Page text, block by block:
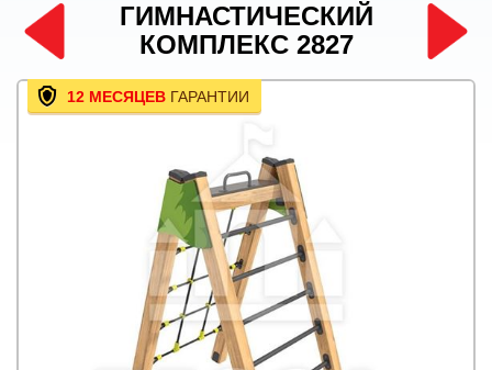
ГИМНАСТИЧЕСКИЙ
КОМПЛЕКС 2827
12 МЕСЯЦЕВ ГАРАНТИИ